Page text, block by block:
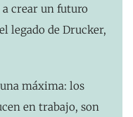
crear un futuro
legado de Drucker,
máxima: los
en trabajo, son